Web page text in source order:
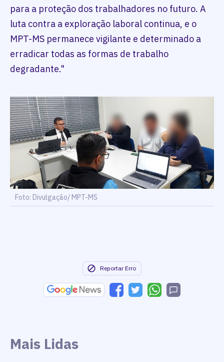
para a proteção dos trabalhadores no futuro. A
luta contra a exploração laboral continua, e o
MPT-MS permanece vigilante e determinado a
erradicar todas as formas de trabalho
degradante."
Foto: Divulgação/ MPT-MS
Reportar Erro
Mais Lidas